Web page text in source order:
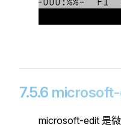
7.5.6
microsoft-edit 是